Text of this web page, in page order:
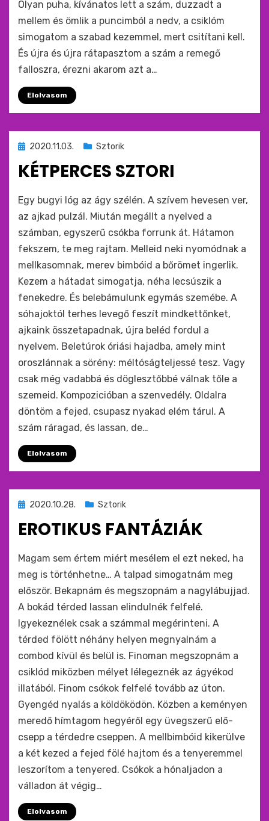
Olyan puha, kívánatos lett a szám, duzzadt a
mellem és ömlik a puncimból a nedv, a csiklóm
simogatom a szabad kezemmel, mert csitítani kell.
És újra és újra rátapasztom a szám a remegő
falloszra, érezni akarom azt a…
Elolvasom
Beküldve
2020.11.03. Sztorik
KÉTPERCES SZTORI
by monkey
Egy bugyi lóg az ágy szélén. A szívem hevesen ver,
az ajkad pulzál. Miután megállt a nyelved a
számban, egyszerű csókba forrunk át. Hátamon
fekszem, te meg rajtam. Melleid neki nyomódnak a
mellkasomnak, merev bimbóid a bőrömet ingerlik.
Kezem a hátadat simogatja, néha lecsúszik a
fenekedre. És belebámulunk egymás szemébe. A
sóhajoktól terhes levegő feszít mindkettőnket,
ajkaink összetapadnak, újra beléd fordul a
nyelvem. Beletúrok óriási hajadba, amely mint
oroszlánnak a sörény: méltóságteljessé tesz. Vagy
csak még vadabbá és döglesztőbbé válnak tőle a
szemeid. Kompozicióban a szenvedély. Oldalra
döntöm a fejed, csupasz nyakad elém tárul. A
szám ráragad, és lassan, de…
Elolvasom
Beküldve
2020.10.28. Sztorik
EROTIKUS FANTÁZIÁK
Magam sem értem miért mesélem el ezt neked, ha
meg is történhetne… A talpad simogatnám meg
először. Bekapnám és megszopnám a nagylábujjad.
A bokád térded lassan elindulnék felfelé.
Igyekeznélek csak a számmal megérinteni. A
térded fölött néhány helyen megnyalnám a
combod kívül és belül is. Finoman megszopnám a
csiklód miközben mélyet lélegeznék az ágyékod
illatából. Finom csókok felfelé tovább az úton.
Gyengéd nyalás a köldöködön. Közben a keményen
meredő hímtagom hegyéről egy üvegszerű elő-
csepp a térdedre cseppen. A mellbimbóid kikerülve
a két kezed a fejed fölé hajtom és a tenyeremmel
leszorítom a tenyered. Csókok a hónaljadon a
válladon át végig…
Elolvasom